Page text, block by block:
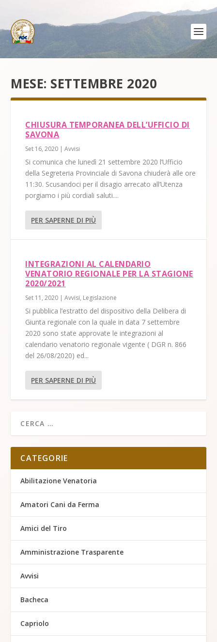
MESE: SETTEMBRE 2020
CHIUSURA TEMPORANEA DELL’UFFICIO DI
SAVONA
Set 16, 2020 |Avvisi
Si comunica che lunedì 21 settembre 2020 l’Ufficio
della Segreteria Provinciale di Savona chiuderà alle ore
11:30. Scusandoci per il disagio arrecato all’Utenza
porgiamo i più cordiali saluti....
PER SAPERNE DI PIÙ
INTEGRAZIONI AL CALENDARIO
VENATORIO REGIONALE PER LA STAGIONE
2020/2021
Set 11, 2020 |Avvisi, Legislazione
Si pubblica l’estratto del dispositivo della Delibera di
Giunta regionale con la quale in data 7 settembre
2020 sono state approvate le integrazioni al
calendario venatorio regionale vigente ( DGR n. 866
del 26/08/2020) ed...
PER SAPERNE DI PIÙ
CATEGORIE
Abilitazione Venatoria
Amatori Cani da Ferma
Amici del Tiro
Amministrazione Trasparente
Avvisi
Bacheca
Capriolo